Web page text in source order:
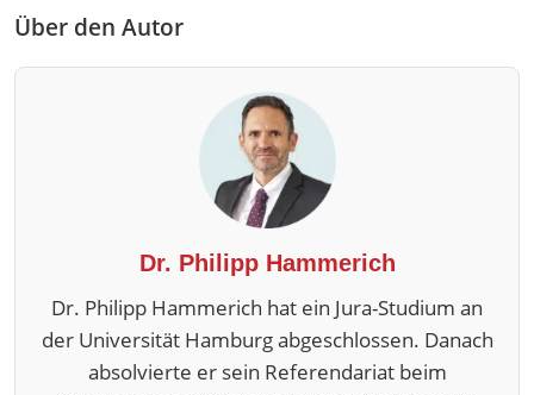
Über den Autor
Dr. Philipp Hammerich
Dr. Philipp Hammerich hat ein Jura-Studium an
der Universität Hamburg abgeschlossen. Danach
absolvierte er sein Referendariat beim